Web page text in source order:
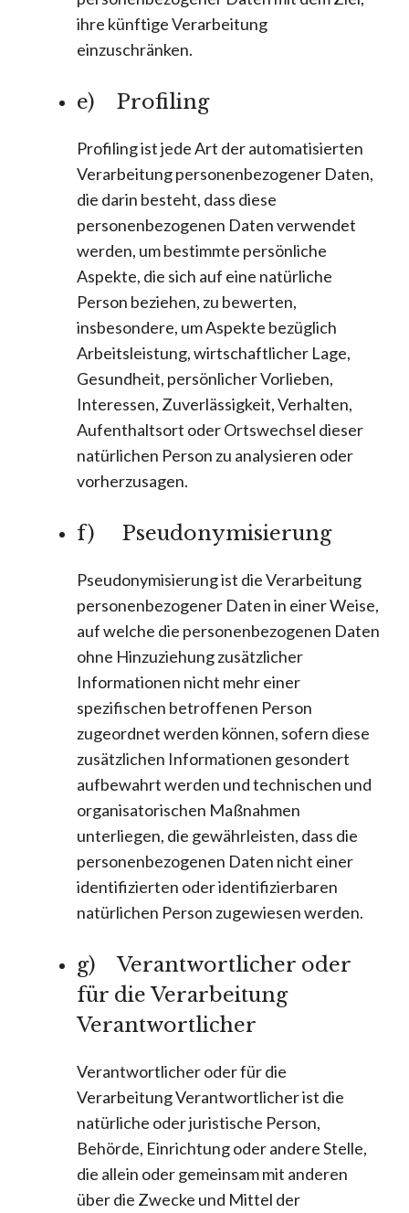
ihre künftige Verarbeitung
einzuschränken.
e) Profiling
Profiling ist jede Art der automatisierten
Verarbeitung personenbezogener Daten,
die darin besteht, dass diese
personenbezogenen Daten verwendet
werden, um bestimmte persönliche
Aspekte, die sich auf eine natürliche
Person beziehen, zu bewerten,
insbesondere, um Aspekte bezüglich
Arbeitsleistung, wirtschaftlicher Lage,
Gesundheit, persönlicher Vorlieben,
Interessen, Zuverlässigkeit, Verhalten,
Aufenthaltsort oder Ortswechsel dieser
natürlichen Person zu analysieren oder
vorherzusagen.
f) Pseudonymisierung
Pseudonymisierung ist die Verarbeitung
personenbezogener Daten in einer Weise,
auf welche die personenbezogenen Daten
ohne Hinzuziehung zusätzlicher
Informationen nicht mehr einer
spezifischen betroffenen Person
zugeordnet werden können, sofern diese
zusätzlichen Informationen gesondert
aufbewahrt werden und technischen und
organisatorischen Maßnahmen
unterliegen, die gewährleisten, dass die
personenbezogenen Daten nicht einer
identifizierten oder identifizierbaren
natürlichen Person zugewiesen werden.
g) Verantwortlicher oder
für die Verarbeitung
Verantwortlicher
Verantwortlicher oder für die
Verarbeitung Verantwortlicher ist die
natürliche oder juristische Person,
Behörde, Einrichtung oder andere Stelle,
die allein oder gemeinsam mit anderen
über die Zwecke und Mittel der